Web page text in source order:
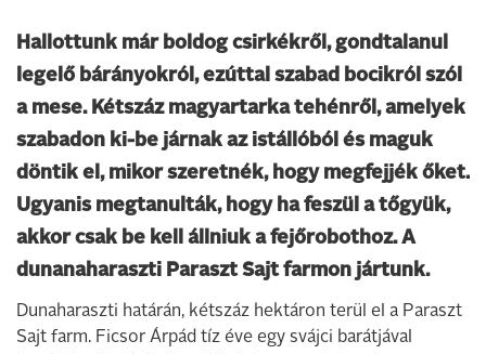
Hallottunk már boldog csirkékről, gondtalanul
legelő bárányokról, ezúttal szabad bocikról szól
a mese. Kétszáz magyartarka tehénről, amelyek
szabadon ki-be járnak az istállóból és maguk
döntik el, mikor szeretnék, hogy megfejjék őket.
Ugyanis megtanulták, hogy ha feszül a tőgyük,
akkor csak be kell állniuk a fejőrobothoz. A
dunanaharaszti Paraszt Sajt farmon jártunk.
Dunaharaszti határán, kétszáz hektáron terül el a Paraszt
Sajt farm. Ficsor Árpád tíz éve egy svájci barátjával